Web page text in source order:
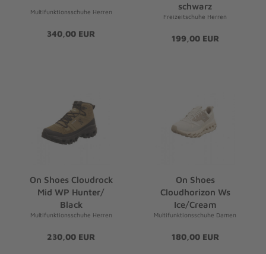
Multifunktionsschuhe Herren
340,00 EUR
schwarz
Freizeitschuhe Herren
199,00 EUR
On Shoes Cloudrock
Mid WP Hunter/
Black
Multifunktionsschuhe Herren
230,00 EUR
On Shoes
Cloudhorizon Ws
Ice/Cream
Multifunktionsschuhe Damen
180,00 EUR